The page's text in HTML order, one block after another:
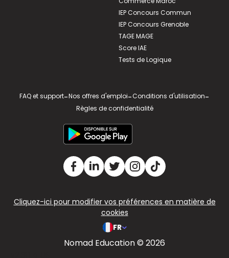
IEP Concours Commun
IEP Concours Grenoble
TAGE MAGE
Score IAE
Tests de Logique
FAQ et support-Nos offres d'emploi-Conditions d'utilisation-
Règles de confidentialité
Cliquez-ici pour modifier vos préférences en matière de
cookies
FR
Nomad Education © 2026